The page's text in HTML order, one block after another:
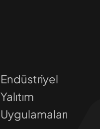
Endüstriyel
Yalıtım
Uygulamaları